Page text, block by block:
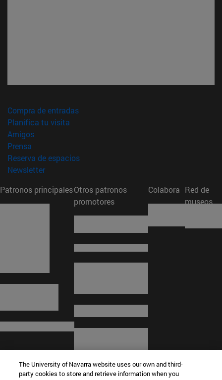
Compra de entradas(abre en nueva ventana)
Planifica tu visita
Amigos(abre en nueva ventana)
Prensa
Reserva de espacios(abre en nueva ventana)
Newsletter(abre en nueva ventana)
Patronos principalesOtros patronos
promotores
Colabora Red de
museos
The University of Navarra website uses our own and third-
party cookies to store and retrieve information when you